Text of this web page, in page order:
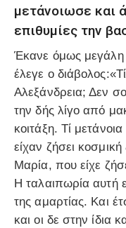
μετάνοιωσε και
επιθυμίες την
Έκανε όμως μεγάλη
έλεγε ο
Αλεξάνδρεια; Δεν
την δής λίγο από
κοιτάξη. Τί
είχαν ζήσει
Μαρία, που είχε
Η ταλαιπωρία αυτή
της αμαρτίας. Και
και οι δε στην ίδια